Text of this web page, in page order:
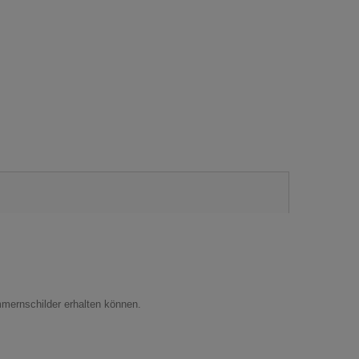
erhalten können.